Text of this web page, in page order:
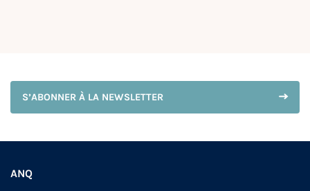
S’ABONNER À LA NEWSLETTER
ANQ